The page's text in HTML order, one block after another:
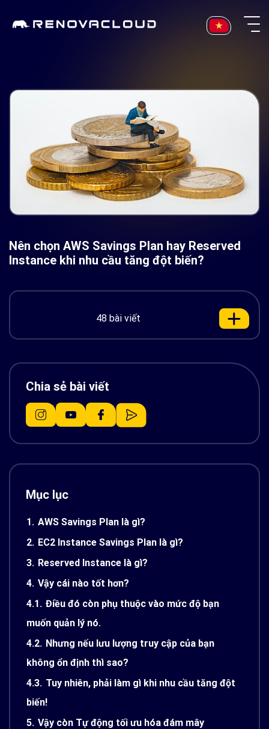
Nên chọn AWS Savings Plan hay Reserved
Instance khi nhu cầu tăng đột biến?
48 bài viết
Chia sẻ bài viết
Mục lục
1. AWS Savings Plan là gì?
2. EC2 Instance Savings Plan là gì?
3. Reserved Instance là gì?
4. Vậy cái nào tốt hơn?
4.1. Điều đó còn phụ thuộc vào mức độ bạn
muốn quản lý nó.
4.2. Nhưng nếu lưu lượng truy cập của bạn
không ổn định thì sao?
4.3. Tuy nhiên, phải làm gì khi nhu cầu tăng đột
biến!
5. Vậy còn Tự động tối ưu hóa đám mây